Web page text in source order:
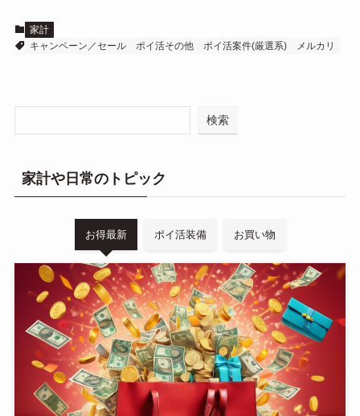
家計
キャンペーン／セール
ポイ活その他 ポイ活案件(厳選系) メルカリ
検索
家計や日常のトピック
お得最新 ポイ活装備 お買い物